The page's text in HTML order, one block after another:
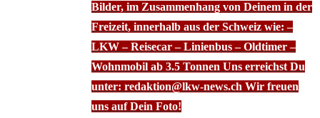
Bilder, im Zusammenhang von Deinem in der
Freizeit, innerhalb aus der Schweiz wie: –
LKW – Reisecar – Linienbus – Oldtimer –
Wohnmobil ab 3.5 Tonnen Uns erreichst Du
unter: redaktion@lkw-news.ch Wir freuen
uns auf Dein Foto!